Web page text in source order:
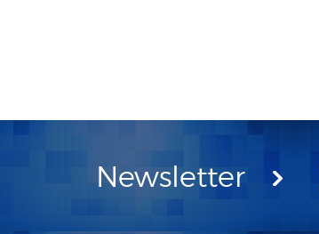
Newsletter